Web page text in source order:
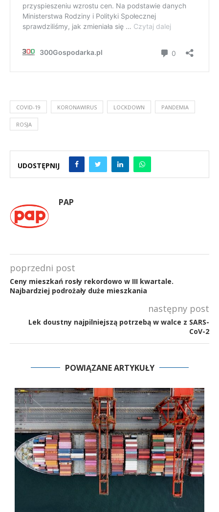
COVID-19 KORONAWIRUS LOCKDOWN PANDEMIA
ROSJA
UDOSTĘPNIJ
PAP
poprzedni post
Ceny mieszkań rosły rekordowo w III kwartale.
Najbardziej podrożały duże mieszkania
następny post
Lek doustny najpilniejszą potrzebą w walce z SARS-
CoV-2
POWIĄZANE ARTYKUŁY